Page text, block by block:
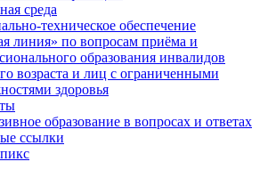
среда
техническое обеспечение
линия» по вопросам приёма и
образования инвалидов
возраста и лиц с ограниченными
здоровья
образование в вопросах и ответах
ссылки